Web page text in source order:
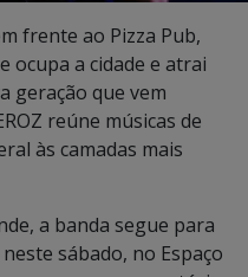
frente ao Pizza Pub,
ocupa a cidade e atrai
geração que vem
reúne músicas de
às camadas mais
a banda segue para
sábado, no Espaço